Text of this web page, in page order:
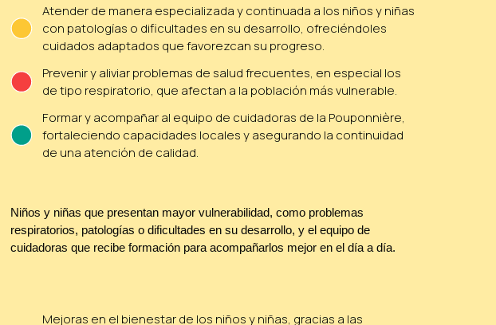
Atender de manera especializada y continuada a los niños y niñas
con patologías o dificultades en su desarrollo, ofreciéndoles
cuidados adaptados que favorezcan su progreso.
Prevenir y aliviar problemas de salud frecuentes, en especial los
de tipo respiratorio, que afectan a la población más vulnerable.
Formar y acompañar al equipo de cuidadoras de la Pouponnière,
fortaleciendo capacidades locales y asegurando la continuidad
de una atención de calidad.
Niños y niñas que presentan mayor vulnerabilidad, como problemas
respiratorios, patologías o dificultades en su desarrollo, y el equipo de
cuidadoras que recibe formación para acompañarlos mejor en el día a día.
Mejoras en el bienestar de los niños y niñas, gracias a las